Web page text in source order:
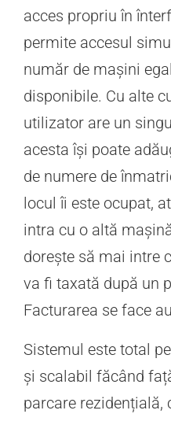
acces propriu în
permite accesul
număr de mașini
disponibile. Cu alte
utilizator are un
acesta își poate
de numere de
locul îi este ocupat,
intra cu o altă
dorește să mai intre
va fi taxată după un
Facturarea se face
Sistemul este total
și scalabil făcând
parcare rezidențială,